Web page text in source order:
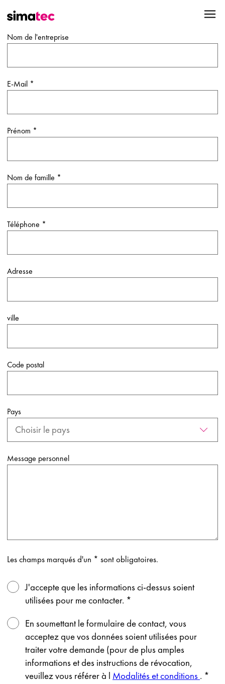
Nom de l'entreprise
E-Mail *
Prénom *
Nom de famille *
Téléphone *
Adresse
ville
Code postal
Pays
Message personnel
Les champs marqués d'un * sont obligatoires.
J'accepte que les informations ci-dessus soient
utilisées pour me contacter. *
En soumettant le formulaire de contact, vous
acceptez que vos données soient utilisées pour
traiter votre demande (pour de plus amples
informations et des instructions de révocation,
veuillez vous référer à l Modalités et conditions . *